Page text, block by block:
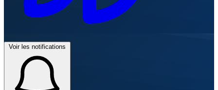
Voir les notifications